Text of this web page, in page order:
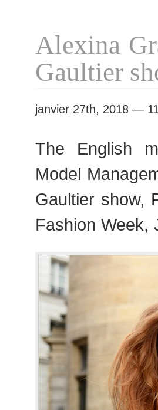
Alexina
Gaultier
janvier 27th, 2018 —
The English
Model
Gaultier show,
Fashion Week,